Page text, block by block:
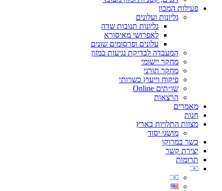
פעילות המכון
גליונות ועלונים
גליונות תנובות שדה
לאפרושי מאיסורא
עלונים ופרסומים שונים
המעבדה לבדיקת נגיעות במזון
מחקר יישומי
מחקר תורני
פיקוח וייעוץ כשרותי
שו״תים Online
הרצאות
מאמרים
חנות
מצוות התלויות בארץ
מושגי יסוד
כשר במרוקו
יצירת קשר
תרומות